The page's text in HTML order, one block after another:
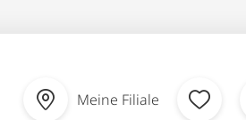
Meine Filiale